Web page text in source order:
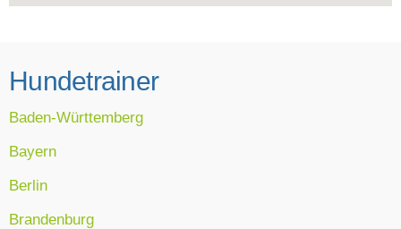
Hundetrainer
Baden-Württemberg
Bayern
Berlin
Brandenburg